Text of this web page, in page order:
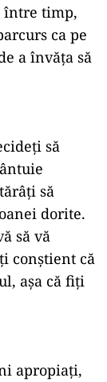
între timp,
ca pe
a învăța să
să
să
dorite.
să vă
conștient că
așa că fiți
apropiați,